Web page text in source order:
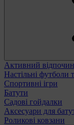
Активний
Настільні футболи
Спортивні ігри
Батути
Садові гойдалки
Аксесуари для
Роликові ковзани